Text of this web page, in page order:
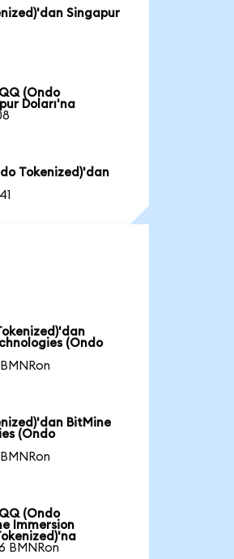
Singapur
(Ondo
Doları'na
Tokenized)'dan
(Ondo
BitMine
(Ondo
(Ondo
Immersion
BMNRon